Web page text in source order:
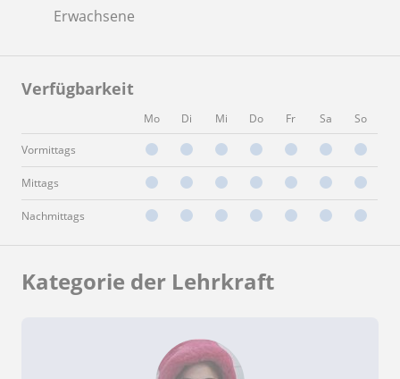
Erwachsene
Verfügbarkeit
Mo Di Mi Do Fr Sa So
Vormittags
Mittags
Nachmittags
Kategorie der Lehrkraft